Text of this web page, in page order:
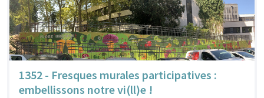
1352 - Fresques murales participatives :
embellissons notre vi(ll)e !